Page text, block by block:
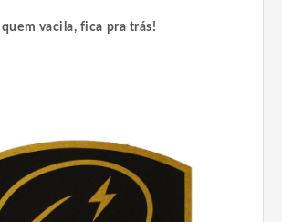
quem vacila, fica pra trás!